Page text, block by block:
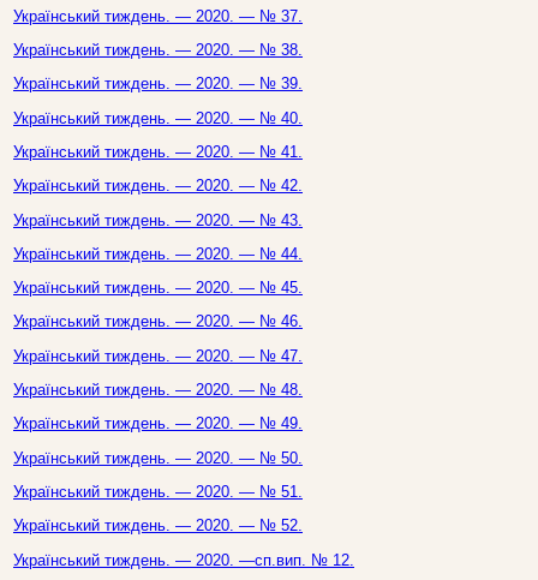
Український тиждень. — 2020. — № 37.
Український тиждень. — 2020. — № 38.
Український тиждень. — 2020. — № 39.
Український тиждень. — 2020. — № 40.
Український тиждень. — 2020. — № 41.
Український тиждень. — 2020. — № 42.
Український тиждень. — 2020. — № 43.
Український тиждень. — 2020. — № 44.
Український тиждень. — 2020. — № 45.
Український тиждень. — 2020. — № 46.
Український тиждень. — 2020. — № 47.
Український тиждень. — 2020. — № 48.
Український тиждень. — 2020. — № 49.
Український тиждень. — 2020. — № 50.
Український тиждень. — 2020. — № 51.
Український тиждень. — 2020. — № 52.
Український тиждень. — 2020. —сп.вип. № 12.